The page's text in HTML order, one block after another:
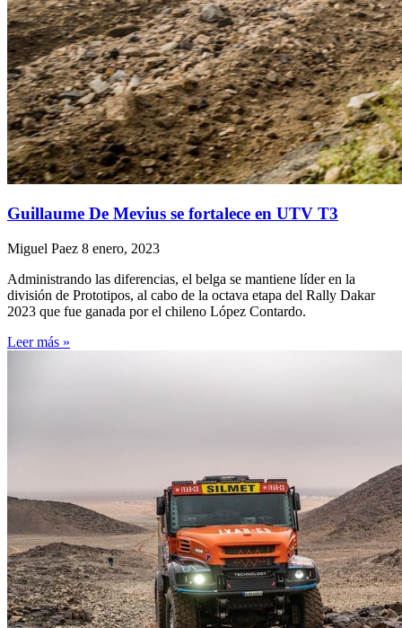
Guillaume De Mevius se fortalece en UTV T3
Miguel Paez 8 enero, 2023
Administrando las diferencias, el belga se mantiene líder en la
división de Prototipos, al cabo de la octava etapa del Rally Dakar
2023 que fue ganada por el chileno López Contardo.
Leer más »